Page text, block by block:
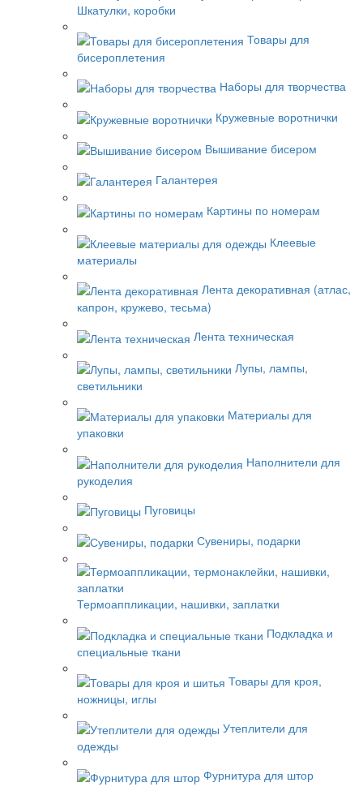
Шкатулки, коробки
Товары для
бисероплетения
Наборы для творчества
Кружевные воротнички
Вышивание бисером
Галантерея
Картины по номерам
Клеевые
материалы
Лента декоративная (атлас,
капрон, кружево, тесьма)
Лента техническая
Лупы, лампы,
светильники
Материалы для
упаковки
Наполнители для
рукоделия
Пуговицы
Сувениры, подарки
Термоаппликации, нашивки, заплатки
Подкладка и
специальные ткани
Товары для кроя,
ножницы, иглы
Утеплители для
одежды
Фурнитура для штор